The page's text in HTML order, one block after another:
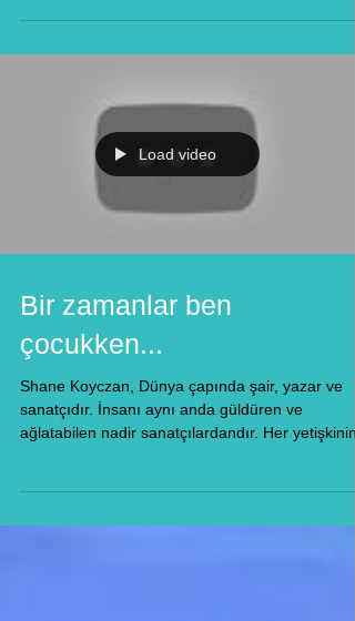
Load video
Bir zamanlar ben
çocukken...
Shane Koyczan, Dünya çapında şair, yazar ve
sanatçıdır. İnsanı aynı anda güldüren ve
ağlatabilen nadir sanatçılardandır. Her